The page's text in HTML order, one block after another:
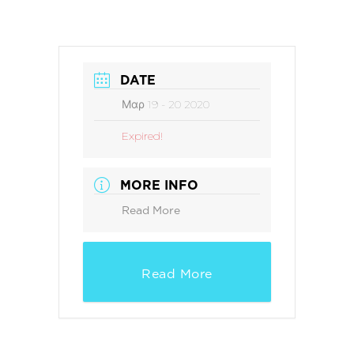
DATE
Μαρ 19 - 20 2020
Expired!
MORE INFO
Read More
Read More